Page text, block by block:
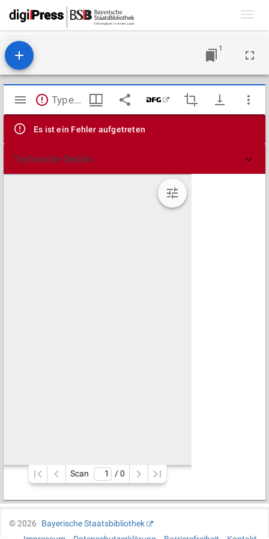
1
Mirador
Viewer
TypeError: Failed to fetch
Es ist ein Fehler aufgetreten
Technische Details
Scan / 0
©2026
Bayerische Staatsbibliothek